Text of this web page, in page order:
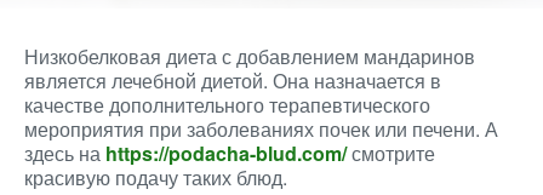
Низкобелковая диета с добавлением мандаринов
является лечебной диетой. Она назначается в
качестве дополнительного терапевтического
мероприятия при заболеваниях почек или печени. А
здесь на https://podacha-blud.com/смотрите
красивую подачу таких блюд.